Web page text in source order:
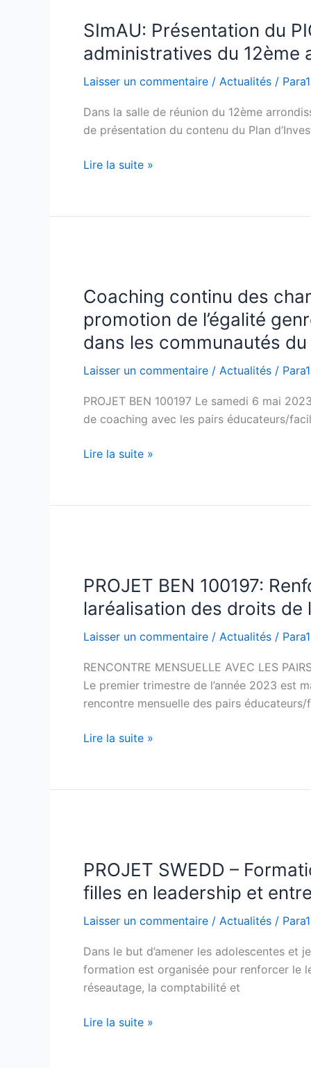
SImAU: Présentation du
administratives du 12ème
Laisser un commentaire / Actualités /
Dans la salle de réunion du 12ème
de présentation du contenu du Plan
du
PIC
aux
autorités
et
administratives
12ème
Lire la suite »
Coaching continu des
promotion de l’égalité
dans les communautés
Laisser un commentaire / Actualités /
PROJET BEN 100197 Le samedi 6 mai
de coaching avec les pairs éducateurs/
des
champions
de
changement
pour
promotion
de
genre
communautés
du
Couffo
Lire la suite »
PROJET BEN 100197:
laréalisation des droits de
Laisser un commentaire / Actualités /
RENCONTRE MENSUELLE AVEC LES
Le premier trimestre de l’année 2023 est
rencontre mensuelle des pairs
100197:
Renforcement
de
la
civile
pour
laréalisation
droits
Lire la suite »
PROJET SWEDD –
filles en leadership et
Laisser un commentaire / Actualités /
Dans le but d’amener les adolescentes et
formation est organisée pour renforcer le
réseautage, la comptabilité et
–
Formation
femmes
des
jeunes
filles
leadership
Lire la suite »